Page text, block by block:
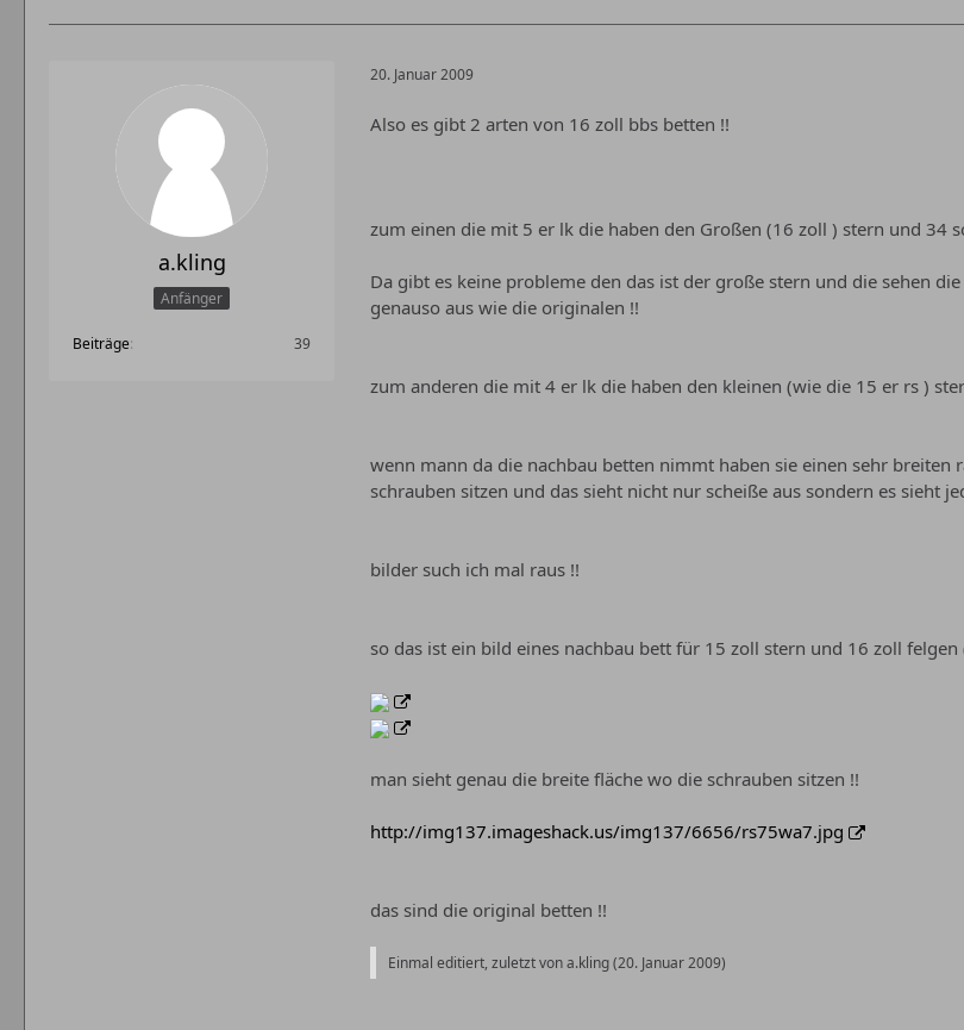
a.kling
Anfänger
Beiträge 39
20. Januar 2009
Also es gibt 2 arten von 16 zoll bbs betten !!
zum einen die mit 5 er lk die haben den Großen (16 zoll ) stern und 34
Da gibt es keine probleme den das ist der große stern und die sehen
genauso aus wie die originalen !!
zum anderen die mit 4 er lk die haben den kleinen (wie die 15 er rs )
wenn mann da die nachbau betten nimmt haben sie einen sehr breiten
schrauben sitzen und das sieht nicht nur scheiße aus sondern es sieht
bilder such ich mal raus !!
so das ist ein bild eines nachbau bett für 15 zoll stern und 16 zoll felgen
man sieht genau die breite fläche wo die schrauben sitzen !!
http://img137.imageshack.us/img137/6656/rs75wa7.jpg
das sind die original betten !!
Einmal editiert, zuletzt von a.kling (20. Januar 2009)